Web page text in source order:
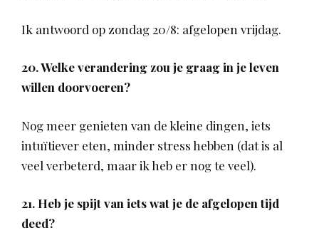
Ik antwoord op zondag 20/8: afgelopen vrijdag.
20. Welke verandering zou je graag in je leven
willen doorvoeren?
Nog meer genieten van de kleine dingen, iets
intuïtiever eten, minder stress hebben (dat is al
veel verbeterd, maar ik heb er nog te veel).
21. Heb je spijt van iets wat je de afgelopen tijd
deed?